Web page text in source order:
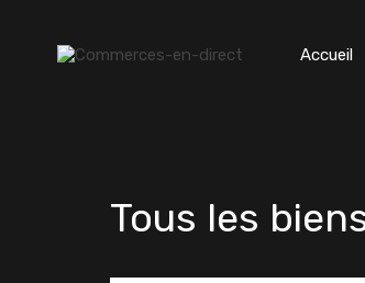
Accueil
Tous les